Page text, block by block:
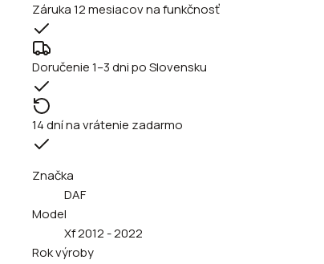
Záruka 12 mesiacov na funkčnosť
Doručenie 1–3 dni po Slovensku
14 dní na vrátenie zadarmo
Značka
DAF
Model
Xf 2012 - 2022
Rok výroby